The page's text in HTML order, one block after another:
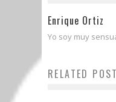
Enrique Ortiz
Yo soy muy
RELATED